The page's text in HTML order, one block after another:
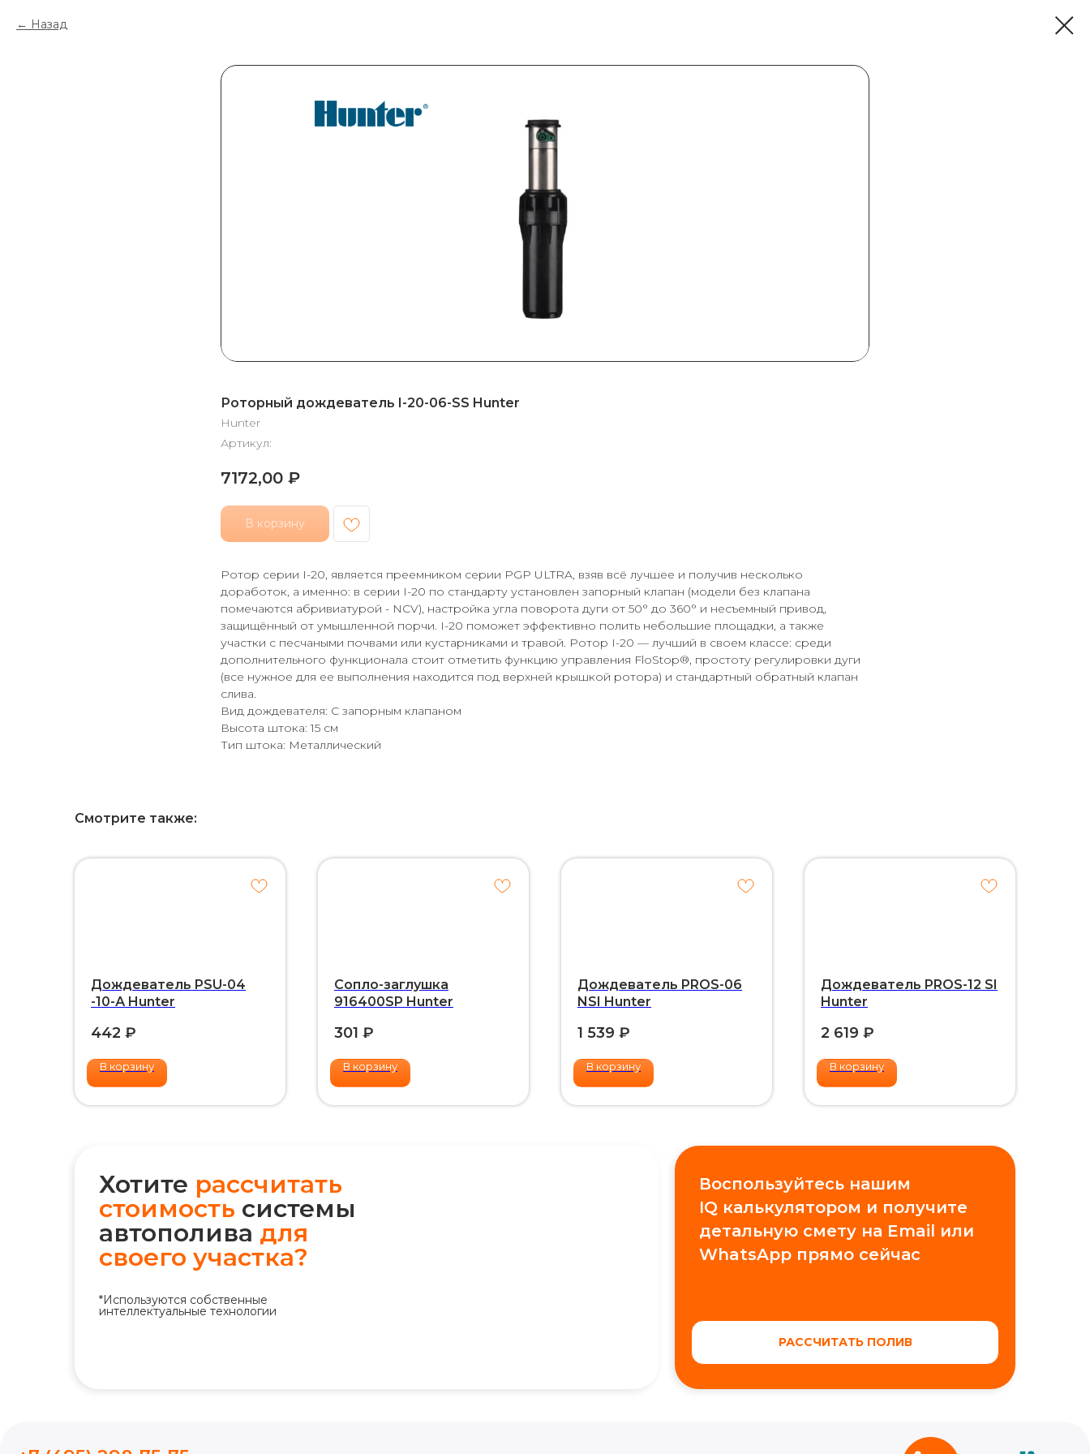
Назад
Роторный дождеватель I-20-06-SS Hunter
Hunter
Артикул:
7172,00 ₽
В корзину
Ротор серии I-20, является преемником серии PGP ULTRA, взяв всё лучшее и получив несколько
доработок, а именно: в серии I-20 по стандарту установлен запорный клапан (модели без клапана
помечаются абривиатурой - NCV), настройка угла поворота дуги от 50° до 360° и несъемный привод,
защищённый от умышленной порчи. I-20 поможет эффективно полить небольшие площадки, а также
участки с песчаными почвами или кустарниками и травой. Ротор I-20 — лучший в своем классе: среди
дополнительного функционала стоит отметить функцию управления FloStop®, простоту регулировки дуги
(все нужное для ее выполнения находится под верхней крышкой ротора) и стандартный обратный клапан
слива.
Вид дождевателя: С запорным клапаном
Высота штока: 15 см
Тип штока: Металлический
Смотрите также:
Дождеватель PSU-04
-10-А Hunter
442 ₽
В корзину
Сопло-заглушка
916400SP Hunter
301 ₽
В корзину
Дождеватель PROS-06
NSI Hunter
1 539 ₽
В корзину
Дождеватель PROS-12 SI
Hunter
2 619 ₽
В корзину
Хотите рассчитать
стоимость системы
автополива для
своего участка?
*Используются собственные
интеллектуальные технологии
Воспользуйтесь нашим
IQ калькулятором и получите
детальную смету на Email или
WhatsApp прямо сейчас
РАССЧИТАТЬ ПОЛИВ
+7 (495) 298-75-75
Новости